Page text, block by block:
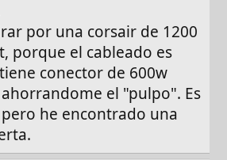
por una corsair de 1200
porque el cableado es
conector de 600w
el "pulpo". Es
he encontrado una